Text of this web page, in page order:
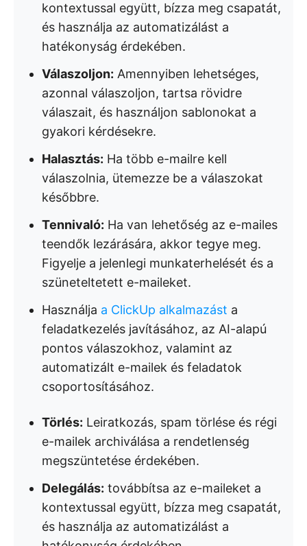
kontextussal együtt, bízza meg csapatát,
és használja az automatizálást a
hatékonyság érdekében.
Válaszoljon: Amennyiben lehetséges,
azonnal válaszoljon, tartsa rövidre
válaszait, és használjon sablonokat a
gyakori kérdésekre.
Halasztás: Ha több e-mailre kell
válaszolnia, ütemezze be a válaszokat
későbbre.
Tennivaló: Ha van lehetőség az e-mailes
teendők lezárására, akkor tegye meg.
Figyelje a jelenlegi munkaterhelését és a
szüneteltetett e-maileket.
Használja a ClickUp alkalmazást a
feladatkezelés javításához, az AI-alapú
pontos válaszokhoz, valamint az
automatizált e-mailek és feladatok
csoportosításához.
Törlés: Leiratkozás, spam törlése és régi
e-mailek archiválása a rendetlenség
megszüntetése érdekében.
Delegálás: továbbítsa az e-maileket a
kontextussal együtt, bízza meg csapatát,
és használja az automatizálást a